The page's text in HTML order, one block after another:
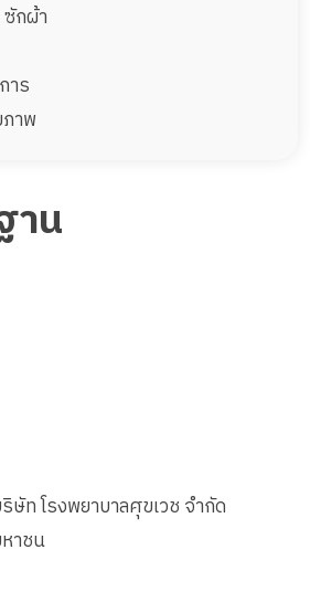
กผ้า
าร
าพ
าน
ษัท โรงพยาบาลศุขเวช จำกัด
าชน